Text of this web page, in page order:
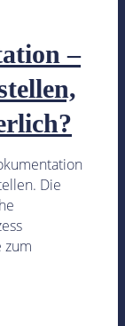
für alle
–
Die
zum